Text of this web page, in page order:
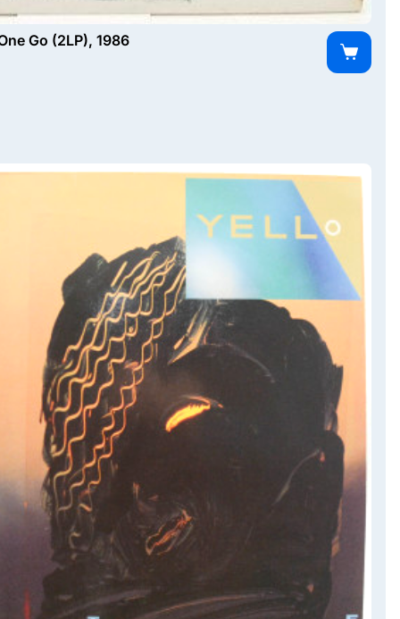
Go (2LP), 1986